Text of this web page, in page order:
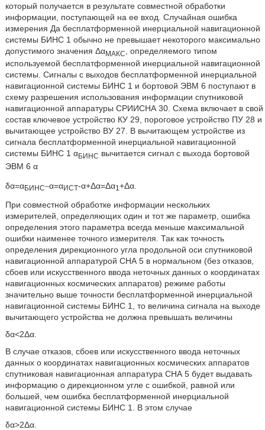
который получается в результате совместной обработки
информации, поступающей на ее вход. Случайная ошибка
измерения Да бесплатформенной инерциальной навигационной
системы БИНС 1 обычно не превышает некоторого максимально
допустимого значения ΔαМАКС
, определяемого типом
используемой бесплатформенной инерциальной навигационной
системы. Сигналы с выходов бесплатформенной инерциальной
навигационной системы БИНС 1 и бортовой ЭВМ 6 поступают в
схему разрешения использования информации спутниковой
навигационной аппаратуры СРИИСНА 30. Схема включает в свой
состав ключевое устройство КУ 29, пороговое устройство ПУ 28 и
вычитающее устройство ВУ 27. В вычитающем устройстве из
сигнала бесплатформенной инерциальной навигационной
системы БИНС 1 αБИНС вычитается сигнал с выхода бортовой
ЭВМ 6 α
δα=αБИНС α=αИСТ-α+Δα=Δα1+Δα.
При совместной обработке информации нескольких
измерителей, определяющих один и тот же параметр, ошибка
определения этого параметра всегда меньше максимальной
ошибки наименее точного измерителя. Так как точность
определения дирекционного угла продольной оси спутниковой
навигационной аппаратурой СНА 5 в нормальном (без отказов,
сбоев или искусственного ввода неточных данных о координатах
навигационных космических аппаратов) режиме работы
значительно выше точности бесплатформенной инерциальной
навигационной системы БИНС 1, то величина сигнала на выходе
вычитающего устройства не должна превышать величины
δα<2Δα.
В случае отказов, сбоев или искусственного ввода неточных
данных о координатах навигационных космических аппаратов
спутниковая навигационная аппаратура СНА 5 будет выдавать
информацию о дирекционном угле с ошибкой, равной или
большей, чем ошибка бесплатформенной инерциальной
навигационной системы БИНС 1. В этом случае
δα>2Δα.